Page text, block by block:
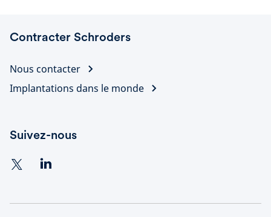
Contracter Schroders
Nous contacter
Implantations dans le monde
Suivez-nous